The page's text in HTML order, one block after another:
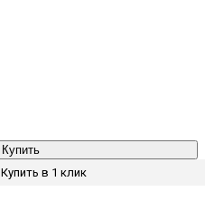
Купить
Купить в 1 клик